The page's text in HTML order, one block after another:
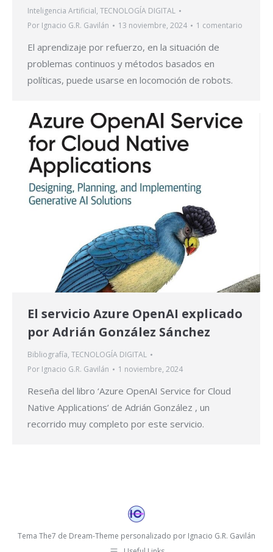
Inteligencia Artificial, TECNOLOGÍA DIGITAL
Por Ignacio G.R. Gavilán 13 noviembre, 2024 1 comentario
El aprendizaje por refuerzo, en la situación de
problemas continuos y métodos basados en
políticas, puede usarse en locomoción de robots.
El servicio Azure OpenAI explicado
por Adrián González Sánchez
Bibliografía, TECNOLOGÍA DIGITAL
Por Ignacio G.R. Gavilán 1 noviembre, 2024
Reseña del libro ‘Azure OpenAI Service for Cloud
Native Applications’ de Adrián González , un
recorrido muy completo por este servicio.
Tema The7 de Dream-Theme personalizado por Ignacio G.R. Gavilán